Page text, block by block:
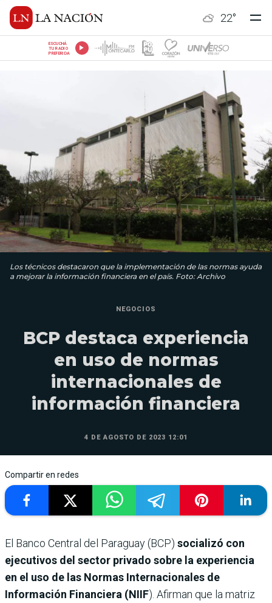
22°
ESCUCHÁ
TU RADIO
PREFERIDA
Los técnicos destacaron que la implementación de las normas ayuda
a mejorar la información financiera en el país. Foto: Archivo
NEGOCIOS
BCP destaca experiencia
en uso de normas
internacionales de
información financiera
4 DE AGOSTO DE 2023 12:01
Compartir en redes
El Banco Central del Paraguay (BCP) socializó con
ejecutivos del sector privado sobre la experiencia
en el uso de las Normas Internacionales de
Información Financiera (NIIF). Afirman que la matriz